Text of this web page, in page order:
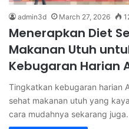
admin3d March 27, 2026
Menerapkan Diet
Makanan Utuh
Kebugaran Harian
Tingkatkan kebugaran harian
sehat makanan utuh yang
cara mudahnya sekarang juga.